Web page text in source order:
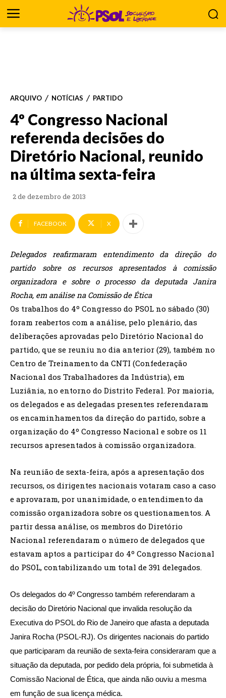
ARQUIVO NOTÍCIAS PARTIDO
4º Congresso Nacional
referenda decisões do
Diretório Nacional, reunido
na última sexta-feira
2 de dezembro de 2013
FACEBOOK X
Delegados reafirmaram entendimento da direção do
partido sobre os recursos apresentados à comissão
organizadora e sobre o processo da deputada Janira
Rocha, em análise na Comissão de Ética
Os trabalhos do 4º Congresso do PSOL no sábado (30)
foram reabertos com a análise, pelo plenário, das
deliberações aprovadas pelo Diretório Nacional do
partido, que se reuniu no dia anterior (29), também no
Centro de Treinamento da CNTI (Confederação
Nacional dos Trabalhadores da Indústria), em
Luziânia, no entorno do Distrito Federal. Por maioria,
os delegados e as delegadas presentes referendaram
os encaminhamentos da direção do partido, sobre a
organização do 4º Congresso Nacional e sobre os 11
recursos apresentados à comissão organizadora.
Na reunião de sexta-feira, após a apresentação dos
recursos, os dirigentes nacionais votaram caso a caso
e aprovaram, por unanimidade, o entendimento da
comissão organizadora sobre os questionamentos. A
partir dessa análise, os membros do Diretório
Nacional referendaram o número de delegados que
estavam aptos a participar do 4º Congresso Nacional
do PSOL, contabilizando um total de 391 delegados.
Os delegados do 4º Congresso também referendaram a
decisão do Diretório Nacional que invalida resolução da
Executiva do PSOL do Rio de Janeiro que afasta a deputada
Janira Rocha (PSOL-RJ). Os dirigentes nacionais do partido
que participaram da reunião de sexta-feira consideraram que a
situação da deputada, por pedido dela própria, foi submetida à
Comissão Nacional de Ética, que ainda não ouviu a mesma
em função de sua licença médica.